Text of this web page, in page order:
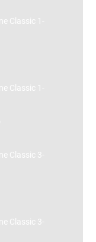
Classic 1-
Classic 1-
Classic 3-
Classic 3-